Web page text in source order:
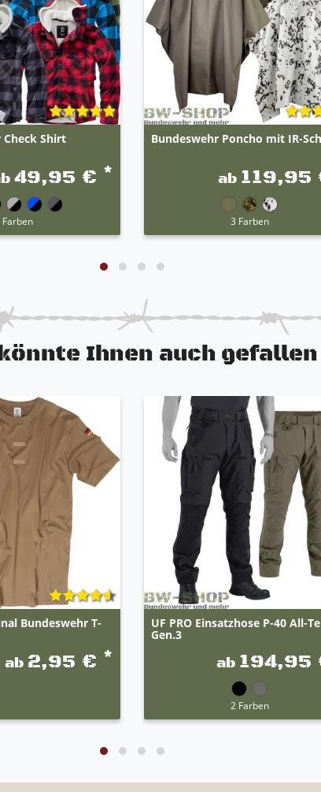
Shirt
49,95 € *
Farben
Bundeswehr Poncho mit IR-
ab 119,95
3 Farben
Ihnen auch gefallen
Bundeswehr T-
ab 2,95 € *
UF PRO Einsatzhose P-40 All-
Gen.3
ab 194,95
2 Farben